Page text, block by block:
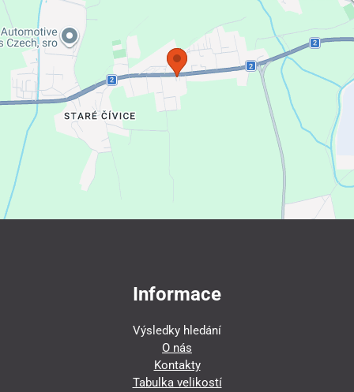
Informace
Výsledky hledání
O nás
Kontakty
Tabulka velikostí